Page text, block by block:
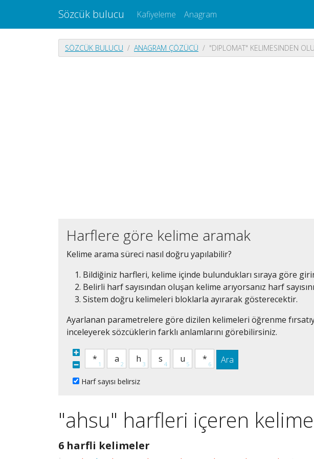
Sözcük bulucu Kafiyeleme Anagram
SÖZCÜK BULUCU ANAGRAM ÇÖZÜCÜ "DIPLOMAT" KELIMESINDEN
Harflere göre kelime aramak
Kelime arama süreci nasıl doğru yapılabilir?
Bildiğiniz harfleri, kelime içinde bulundukları sıraya göre
Belirli harf sayısından oluşan kelime arıyorsanız harf
Sistem doğru kelimeleri bloklarla ayırarak gösterecektir.
Ayarlanan parametrelere göre dizilen kelimeleri öğrenme
inceleyerek sözcüklerin farklı anlamlarını görebilirsiniz.
Ara
Harf sayısı belirsiz
"ahsu" harfleri içeren
6 harfli kelimeler